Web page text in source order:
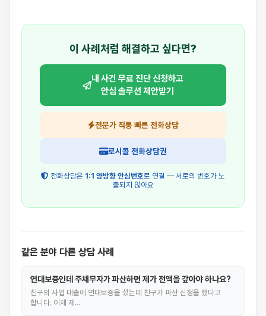
이 사례처럼 해결하고 싶다면?
내 사건 무료 진단 신청하고
안심 솔루션 제안받기
전문가 직통 빠른 전화상담
로시콜 전화상담권
전화상담은 1:1 양방향 안심번호로 연결 — 서로의 번호가 노
출되지 않아요
같은 분야 다른 상담 사례
연대보증인데 주채무자가 파산하면 제가 전액을 갚아야 하나요?
친구의 사업 대출에 연대보증을 섰는데 친구가 파산 신청을 했다고
합니다. 이제 제…